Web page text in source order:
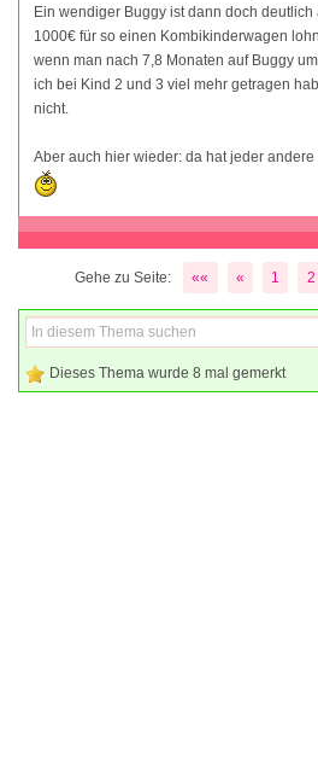
Ein wendiger Buggy ist dann doch
1000€ für so einen Kombikinderwagen
wenn man nach 7,8 Monaten auf Buggy
ich bei Kind 2 und 3 viel mehr getragen
nicht.
Aber auch hier wieder: da hat jeder
Gehe zu Seite: «« « 1 2
Dieses Thema wurde 8 mal gemerkt